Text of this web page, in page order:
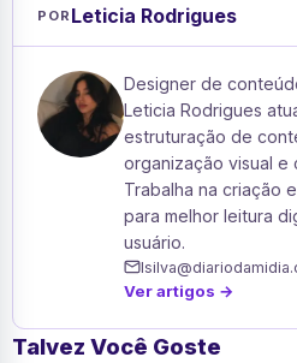
POR Leticia Rodrigues
Designer de
Leticia Rodrigues
estruturação de
organização visual e
Trabalha na criação
para melhor leitura
usuário.
Ver artigos →
Talvez Você Goste